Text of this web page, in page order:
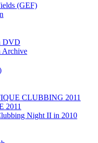
(GEF)
DVD
Archive
CLUBBING 2011
2011
Night II in 2010